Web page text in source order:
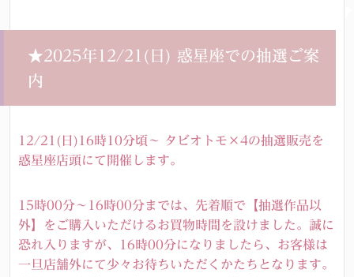
★2025年12/21(日) 惑星座での抽選ご案
内
12/21(日)16時10分頃～ タビオトモ×4の抽選販売を
惑星座店頭にて開催します。
15時00分～16時00分までは、先着順で【抽選作品以
外】をご購入いただけるお買物時間を設けました。誠に
恐れ入りますが、16時00分になりましたら、お客様は
一旦店舗外にて少々お待ちいただくかたちとなります。